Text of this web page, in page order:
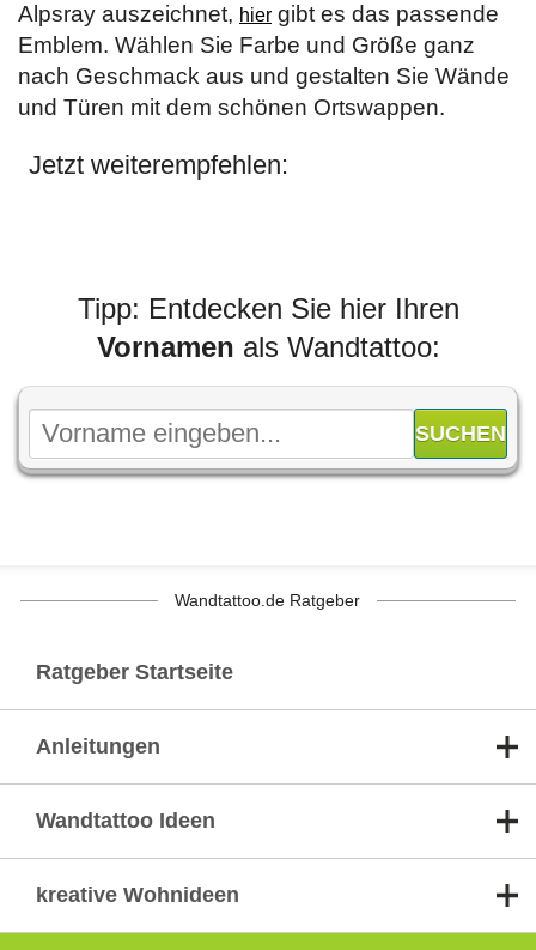
Alpsray auszeichnet, hier gibt es das passende
Emblem. Wählen Sie Farbe und Größe ganz
nach Geschmack aus und gestalten Sie Wände
und Türen mit dem schönen Ortswappen.
Jetzt weiterempfehlen:
Tipp: Entdecken Sie hier Ihren
Vornamen als Wandtattoo:
Wandtattoo.de Ratgeber
Ratgeber Startseite
Anleitungen
Wandtattoo Ideen
kreative Wohnideen